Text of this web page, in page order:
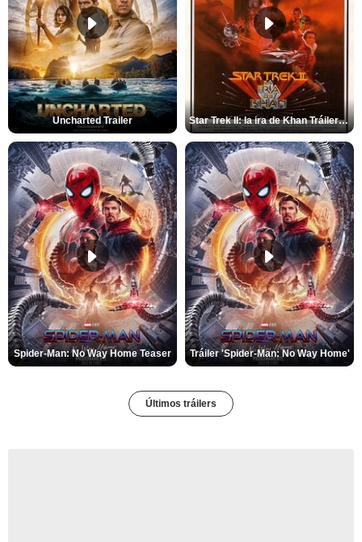
Uncharted Trailer Star Trek II: la ira de Khan Tráiler VO
Spider-Man: No Way Home Teaser Tráiler 'Spider-Man: No Way Home'
Últimos tráilers